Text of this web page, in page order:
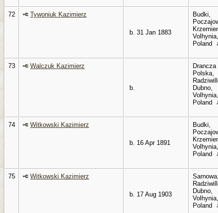
72 Tywoniuk Kazimierz
b. 31 Jan 1883
Budki,
Volhynia,
Poland
73 Walczuk Kazimierz
b.
Drancza
Polska,
Dubno,
Volhynia,
Poland
74 Witkowski Kazimierz
b. 16 Apr 1891
Budki,
Volhynia,
Poland
75 Witkowski Kazimierz
b. 17 Aug 1903
Dubno,
Volhynia,
Poland